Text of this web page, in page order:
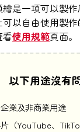
是一項可以製作
以自由使用製作
看使用規範頁面。
以下用途沒有
業及非商業用途
（YouTube、